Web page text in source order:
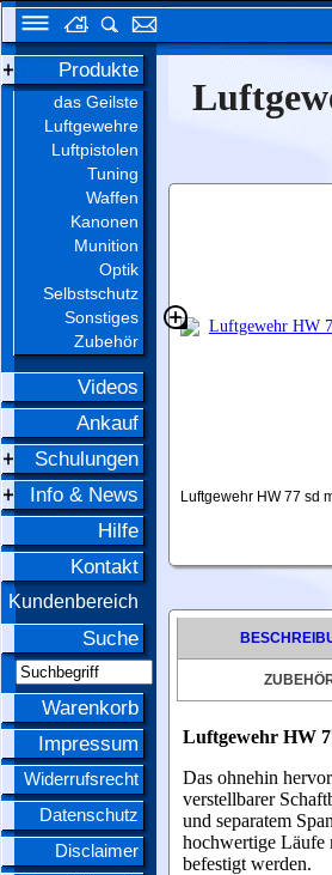
Produkte
das Geilste
Luftgewehre
Luftpistolen
Tuning
Waffen
Kanonen
Munition
Optik
Selbstschutz
Sonstiges
Zubehör
Videos
Ankauf
Schulungen
Info & News
Hilfe
Kontakt
Kundenbereich
Suche
Warenkorb
Impressum
Widerrufsrecht
Datenschutz
Disclaimer
Luftgewehr HW 77 sd
Luftgewehr HW
Das ohnehin
verstellbarer
und separatem
hochwertige Läufe
befestigt werden.